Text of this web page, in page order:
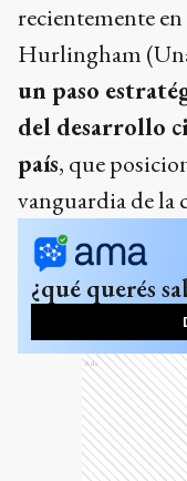
recientemente
Hurlingham
un paso
del desarrollo
país, que
vanguardia de la
¿qué querés
Ads